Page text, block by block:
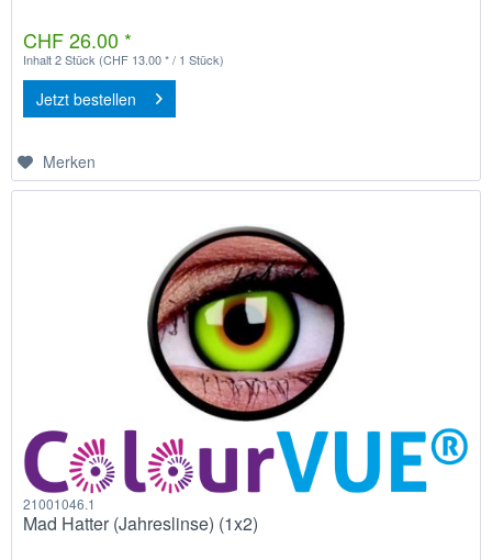
CHF 26.00 *
Inhalt2 Stück (CHF 13.00 * / 1 Stück)
Jetzt bestellen
Merken
21001046.1
Mad Hatter (Jahreslinse) (1x2)